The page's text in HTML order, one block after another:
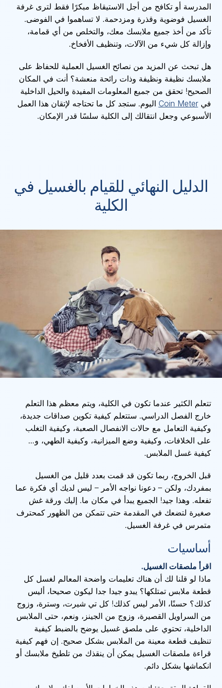
المدرسة أو تكافح من أجل الاستيقاظ مبكرًا فقط لترى غرفة
الغسيل فوضوية وقذرة ومزدحمة. لا تساهموا في الفوضى.
تأكد من أخذ جميع ملابسك معك، والتخلص من أي قمامة،
وإزالة كل شيء من الآلات، وتنظيف الأفخاخ.
هل تبحث عن المزيد من نصائح الغسيل العملية للحفاظ على
ملابسك نظيفة ونظيفة وذات رائحة منعشة؟ أنت في المكان
الصحيح! تحقق من جميع المعلومات المفيدة والحيل الداخلية
فيCoin Meter اليوم. ستجد كل ما تحتاجه لإتقان هذا العمل
الأسبوعي وجعل انتقالك إلى الكلية سلسًا قدر الإمكان.
الدليل النهائي للقيام بالغسيل في
الكلية
تتعلم الكثير عندما تكون في الكلية، ويتم معظم هذا التعلم
خارج الفصل الدراسي. ستتعلم كيفية تكوين صداقات جديدة،
وكيفية التعامل مع حالات الانفصال الصعبة، وكيفية التغلب
على الخلافات، وكيفية وضع الميزانية، وكيفية الطهي، و…
كيفية غسل الملابس.
قبل الخروج، ربما تكون قد قمت بعدد قليل من الغسيل
بمفردك، ولكن – دعونا نواجه الأمر – ليس لديك أي فكرة عما
تفعله. وهذا جيد! الجميع يبدأ في مكان ما. إليك ورقة غش
صغيرة لتضعك في المقدمة حتى تتمكن من الظهور كمحترف
متمرس في غرفة الغسيل.
أساسيات
اقرأ ملصقات الغسيل.
ماذا لو قلنا لك أن هناك تعليمات واضحة المعالم لغسل كل
قطعة ملابس تمتلكها؟ يبدو جيدا جدا ليكون صحيحا، أليس
كذلك؟ حسنًا، الأمر ليس كذلك! كل تي شيرت، وسترة، وزوج
من السراويل القصيرة، وزوج من الجينز، ونعم، حتى الملابس
الداخلية، تحتوي على ملصق غسيل يوضح بالضبط كيفية
تنظيف قطعة معينة من الملابس بشكل صحيح. إن فهم كيفية
قراءة ملصقات الغسيل يمكن أن ينقذك من تلطيخ ملابسك أو
انكماشها بشكل دائم.